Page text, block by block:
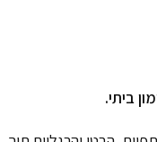
ביתי.